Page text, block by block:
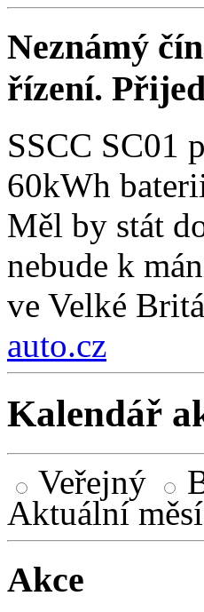
Neznámý
řízení.
SSCC SC01
60kWh
Měl by stát
nebude k
ve Velké
auto.cz
Kalendář
Veřejný
Aktuální
Akce